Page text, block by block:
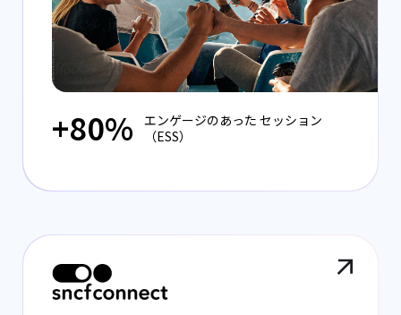
+80%
エンゲージのあった セッション
（ESS）